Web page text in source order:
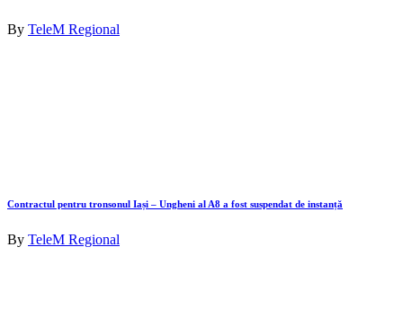
By TeleM Regional
Contractul pentru tronsonul Iași – Ungheni al A8 a fost suspendat de instanță
By TeleM Regional